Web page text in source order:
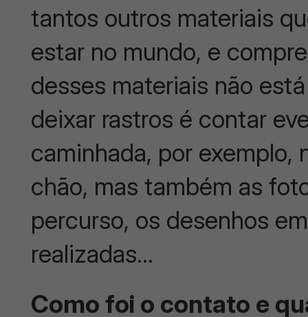
tantos outros materiais
estar no mundo, e
desses materiais não
deixar rastros é contar
caminhada, por exemplo,
chão, mas também as
percurso, os desenhos
realizadas…
Como foi o contato e